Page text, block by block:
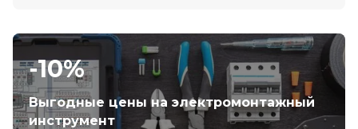
-10%
Выгодные цены на электромонтажный
инструмент